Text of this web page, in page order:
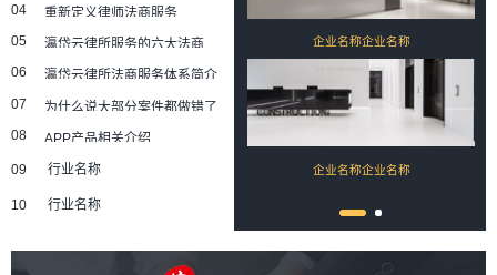
04
重新定义律师法商服务
05
06
瀛岱云律所法商服务体系简介
07
为什么说大部分案件都做错了
08
APP产品相关介绍
09 行业名称
10 行业名称
企业名称企业名称
企业名称企业名称